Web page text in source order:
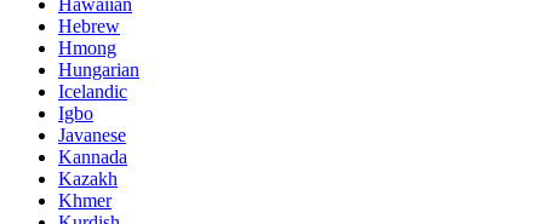
Hawaiian
Hebrew
Hmong
Hungarian
Icelandic
Igbo
Javanese
Kannada
Kazakh
Khmer